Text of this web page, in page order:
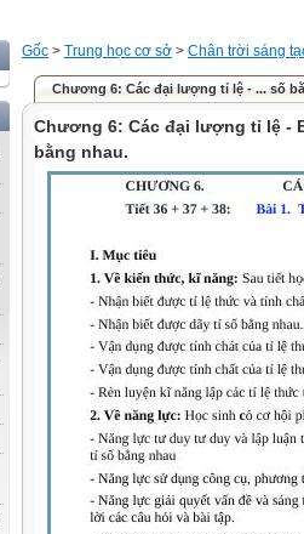
Gốc > Trung học cơ sở > Chân trời sáng
Chương 6: Các đại lượng tỉ lệ - ... số
Chương 6: Các đại lượng tỉ lệ -
bằng nhau.